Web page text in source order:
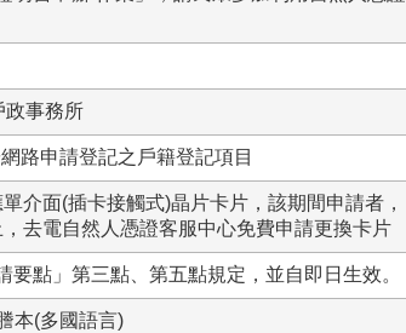
政事務所
路申請登記之戶籍登記項目
介面(插卡接觸式)晶片卡片，該期間申請者，
去電自然人憑證客服中心免費申請更換卡片
點」第三點、第五點規定，並自即日生效。
本(多國語言)